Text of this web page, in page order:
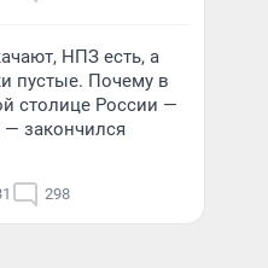
НПЗ есть, а
пустые. Почему в
столице России —
закончился
298